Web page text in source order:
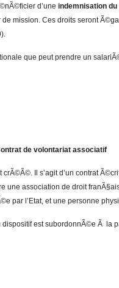
d’une indemnisation du
mission. Ces droits seront
que peut prendre un
de volontariat associatif
Il s’agit d’un contrat
une association de droit
par l’Etat, et une personne
dispositif est subordonnÃ©e Ã la